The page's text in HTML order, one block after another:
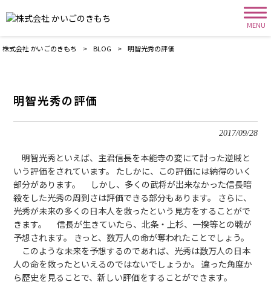
MENU
株式会社 かいごのきもち > BLOG > 明智光秀の評価
明智光秀の評価
2017/09/28
明智光秀といえば、主君信長を本能寺の変にて討った逆賊と
いう評価をされています。 たしかに、この評価には納得のいく
部分があります。 しかし、多くの武将が出来なかった信長暗
殺をした光秀の周到さは評価できる部分もあります。 さらに、
光秀が未来の多くの日本人を救ったという見方をすることがで
きます。 信長が生きていたら、北条・上杉、一揆等との戦が
予想されます。 きっと、数万人の命が奪われたことでしょう。
このような未来を予想するのであれば、光秀は数万人の日本
人の命を救ったといえるのではないでしょうか。 違った角度か
ら歴史を見ることで、新しい評価をすることができます。